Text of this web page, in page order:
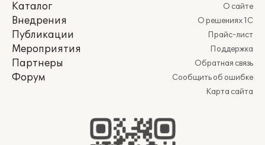
Каталог
Внедрения
Публикации
Мероприятия
Партнеры
Форум
О сайте
О решениях 1С
Прайс-лист
Поддержка
Обратная связь
Сообщить об ошибке
Карта сайта